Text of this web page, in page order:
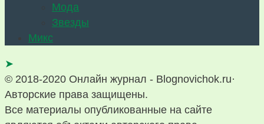
Мода
Звезды
Микс
➤
© 2018-2020 Онлайн журнал - Blognovichok.ru·
Авторские права защищены.
Все материалы опубликованные на сайте